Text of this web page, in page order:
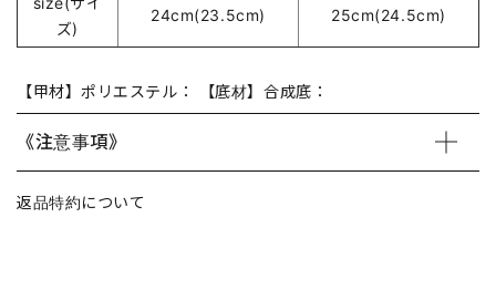
ズ)
24cm(23.5cm) 25cm(24.5cm)
【甲材】ポリエステル： 【底材】合成底：
《注意事項》
返品特約について